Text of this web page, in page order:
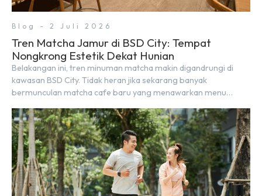
Blog - 2 Juli 2026
Tren Matcha Jamur di BSD City: Tempat
Nongkrong Estetik Dekat Hunian
Belakangan ini, tren minuman matcha makin digandrungi di
kawasan BSD City. Tidak heran jika sekarang banyak
bermunculan matcha cafe baru yang menawarkan menu
nyaman, baik untuk produktif bekerja (WFC) maupun sekadar
bersantai bersama orang terdekat. Kabar baiknya, deretan
kafe hits ini tersebar di lokasi-lokasi strategis yang sangat […]